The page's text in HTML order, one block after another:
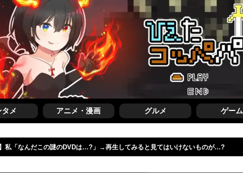
タメ アニメ・漫画 グルメ ゲーム
】私「なんだこの謎のDVDは…?」→再生してみると見てはいけないものが…?